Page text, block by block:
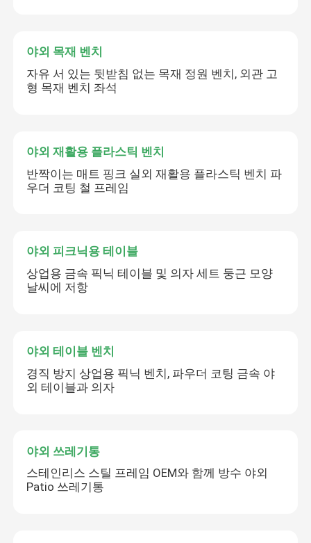
야외 목재 벤치
자유 서 있는 뒷받침 없는 목재 정원 벤치, 외관 고
형 목재 벤치 좌석
야외 재활용 플라스틱 벤치
반짝이는 매트 핑크 실외 재활용 플라스틱 벤치 파
우더 코팅 철 프레임
야외 피크닉용 테이블
상업용 금속 픽닉 테이블 및 의자 세트 둥근 모양
날씨에 저항
야외 테이블 벤치
경직 방지 상업용 픽닉 벤치, 파우더 코팅 금속 야
외 테이블과 의자
야외 쓰레기통
스테인리스 스틸 프레임 OEM와 함께 방수 야외
Patio 쓰레기통